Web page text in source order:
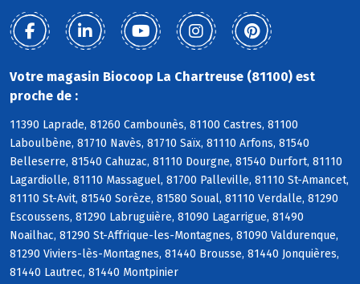
Votre magasin Biocoop La Chartreuse (81100) est
proche de :
11390 Laprade, 81260 Cambounès, 81100 Castres, 81100
Laboulbène, 81710 Navès, 81710 Saïx, 81110 Arfons, 81540
Belleserre, 81540 Cahuzac, 81110 Dourgne, 81540 Durfort, 81110
Lagardiolle, 81110 Massaguel, 81700 Palleville, 81110 St-Amancet,
81110 St-Avit, 81540 Sorèze, 81580 Soual, 81110 Verdalle, 81290
Escoussens, 81290 Labruguière, 81090 Lagarrigue, 81490
Noailhac, 81290 St-Affrique-les-Montagnes, 81090 Valdurenque,
81290 Viviers-lès-Montagnes, 81440 Brousse, 81440 Jonquières,
81440 Lautrec, 81440 Montpinier